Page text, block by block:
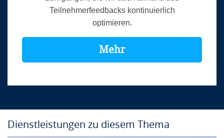
Teilnehmerfeedbacks kontinuierlich
optimieren.
Mehr
Kursinfo
Dienstleistungen zu diesem Thema